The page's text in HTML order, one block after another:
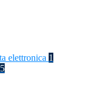
elettronica 1